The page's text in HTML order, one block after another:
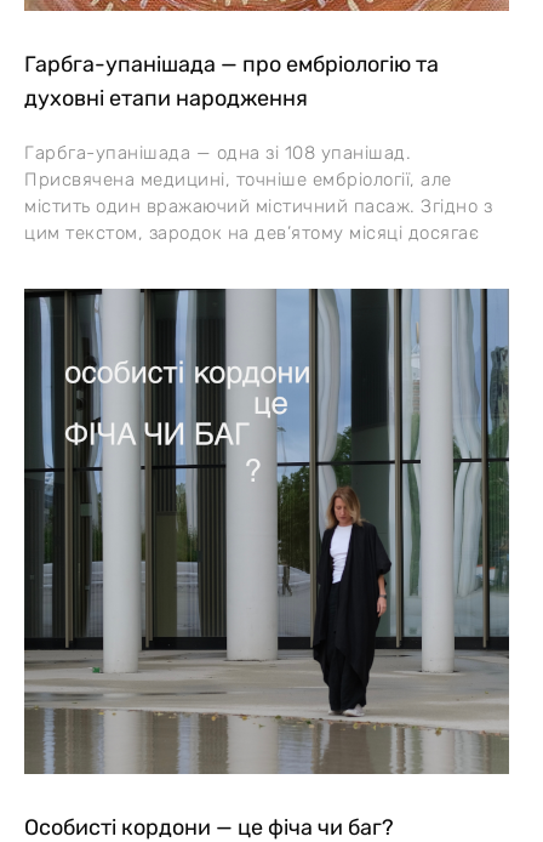
Гарбга-упанішада — про ембріологію та
духовні етапи народження
Гарбга-упанішада — одна зі 108 упанішад.
Присвячена медицині, точніше ембріології, але
містить один вражаючий містичний пасаж. Згідно з
цим текстом, зародок на дев’ятому місяці досягає
Особисті кордони — це фіча чи баг?